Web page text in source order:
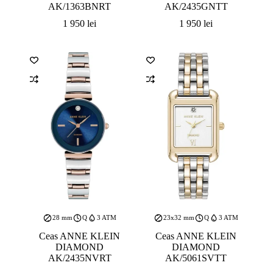
AK/1363BNRT
1 950lei
AK/2435GNTT
1 950lei
28 mm Q 3 ATM
Ceas ANNE KLEIN
DIAMOND
AK/2435NVRT
23x32 mm Q 3 ATM
Ceas ANNE KLEIN
DIAMOND
AK/5061SVTT